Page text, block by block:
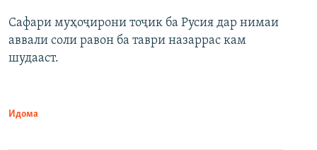
Сафари муҳоҷирони тоҷик ба Русия дар нимаи
аввали соли равон ба таври назаррас кам
шудааст.
Идома